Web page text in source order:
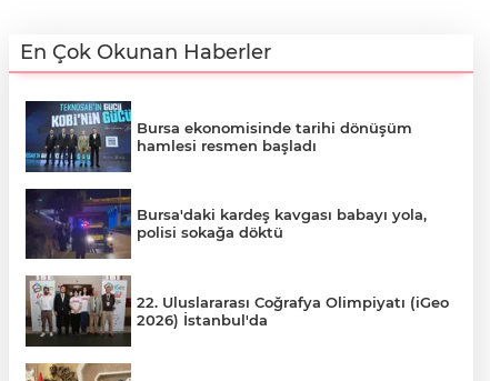
En Çok Okunan Haberler
Bursa ekonomisinde tarihi dönüşüm
hamlesi resmen başladı
Bursa'daki kardeş kavgası babayı yola,
polisi sokağa döktü
22. Uluslararası Coğrafya Olimpiyatı (iGeo
2026) İstanbul'da